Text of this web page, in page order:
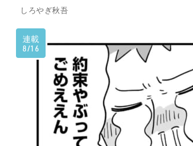
しろやぎ秋吾
連載
8/16